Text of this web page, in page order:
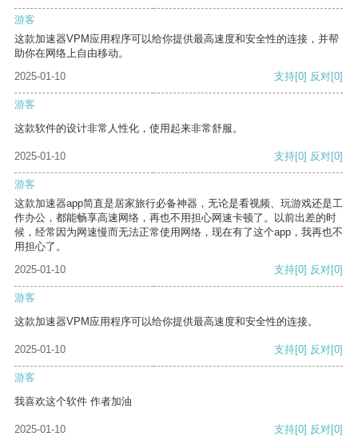
游客
这款加速器VPM应用程序可以给你提供最高速度和安全性的连接，并帮
助你在网络上自由移动。
2025-01-10
支持[0] 反对[0]
游客
这款软件的设计非常人性化，使用起来非常舒服。
2025-01-10 支持[0] 反对[0]
游客
这款加速器app简直是居家旅行必备神器，无论是看视频、玩游戏还是工
作办公，都能畅享高速网络，再也不用担心网速卡顿了。以前出差的时
候，经常因为网速慢而无法正常使用网络，现在有了这个app，我再也不
用担心了。
2025-01-10
支持[0] 反对[0]
游客
这款加速器VPM应用程序可以给你提供最高速度和安全性的连接。
2025-01-10 支持[0] 反对[0]
游客
我喜欢这个软件 作者加油
2025-01-10 支持[0] 反对[0]